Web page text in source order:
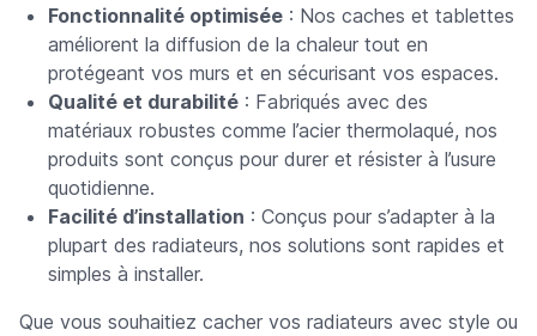
Fonctionnalité optimisée : Nos caches et tablettes
améliorent la diffusion de la chaleur tout en
protégeant vos murs et en sécurisant vos espaces.
Qualité et durabilité : Fabriqués avec des
matériaux robustes comme l’acier thermolaqué, nos
produits sont conçus pour durer et résister à l’usure
quotidienne.
Facilité d’installation : Conçus pour s’adapter à la
plupart des radiateurs, nos solutions sont rapides et
simples à installer.
Que vous souhaitiez cacher vos radiateurs avec style ou